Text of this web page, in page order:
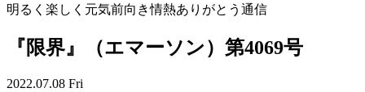
明るく楽しく元気前向き情熱ありがとう通信
『限界』（エマーソン）第4069号
2022.07.08 Fri